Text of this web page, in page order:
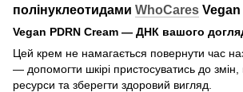
полінуклеотидами WhoCares
Vegan PDRN Cream — ДНК вашого
Цей крем не намагається повернути час
— допомогти шкірі пристосуватись до змін,
ресурси та зберегти здоровий вигляд.